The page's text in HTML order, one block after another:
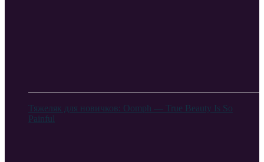
Тяжеляк для новичков: Oomph — True Beauty Is So
Painful